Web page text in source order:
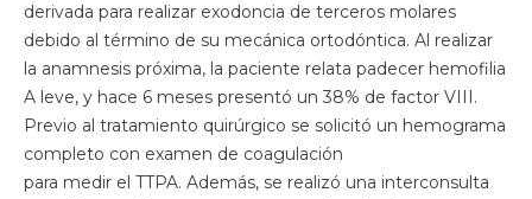
derivada para realizar exodoncia de terceros molares
debido al término de su mecánica ortodóntica. Al realizar
la anamnesis próxima, la paciente relata padecer hemofilia
A leve, y hace 6 meses presentó un 38% de factor VIII.
Previo al tratamiento quirúrgico se solicitó un hemograma
completo con examen de coagulación
para medir el TTPA. Además, se realizó una interconsulta